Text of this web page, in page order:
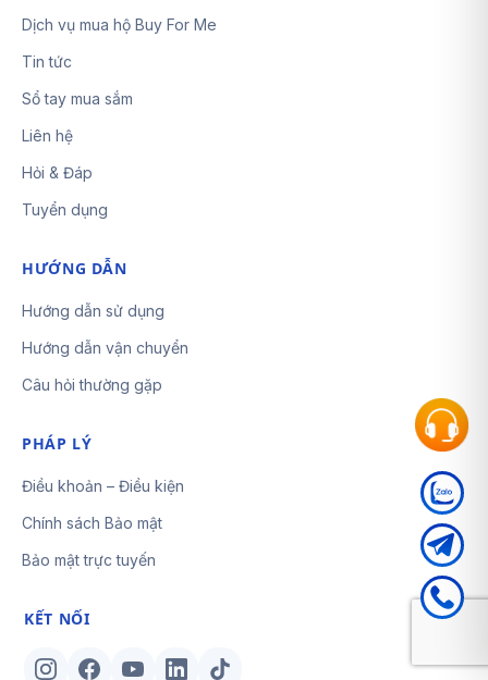
Dịch vụ mua hộ Buy For Me
Tin tức
Sổ tay mua sắm
Liên hệ
Hỏi & Đáp
Tuyển dụng
HƯỚNG DẪN
Hướng dẫn sử dụng
Hướng dẫn vận chuyển
Câu hỏi thường gặp
PHÁP LÝ
Điều khoản – Điều kiện
Chính sách Bảo mật
Bảo mật trực tuyến
KẾT NỐI